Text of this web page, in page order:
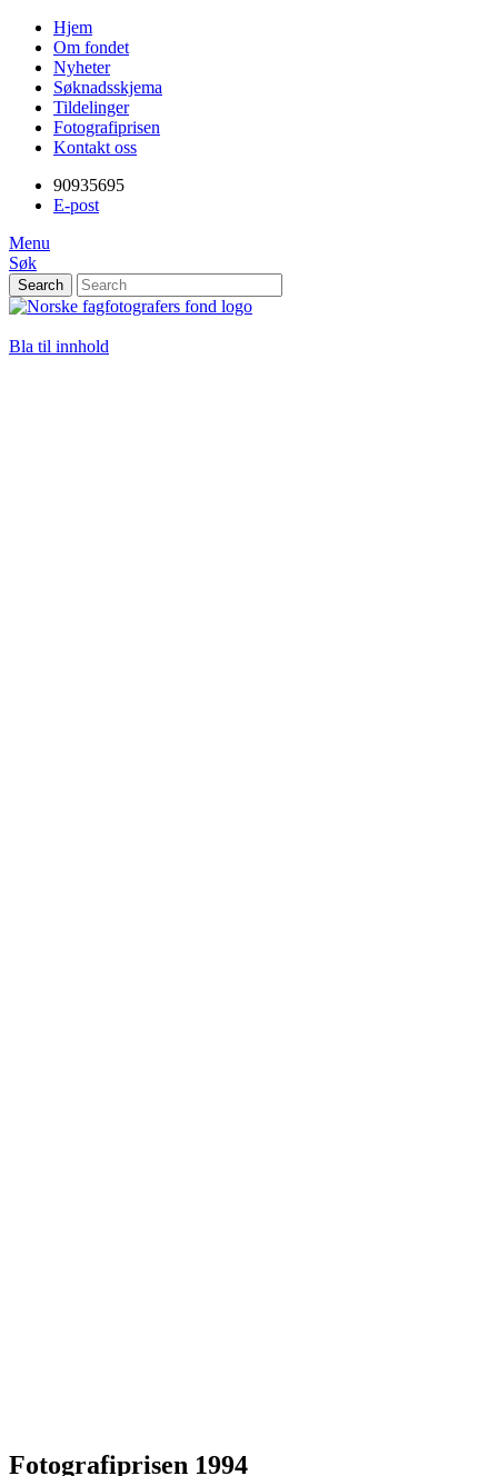
innholdet
Forstørre
skrift
Hold
Ctrl-
tasten
trykk
+
for
forstørre
-
Skip
content
Hjem
Om fondet
Nyheter
Søknadsskjema
Tildelinger
Fotografiprisen
Kontakt oss
90935695
E-post
Menu
Søk
Search
Norske
fagfotografers
Bla til innhold
Fotografiprisen 1994